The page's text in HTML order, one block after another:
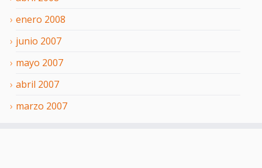
enero 2008
junio 2007
mayo 2007
abril 2007
marzo 2007